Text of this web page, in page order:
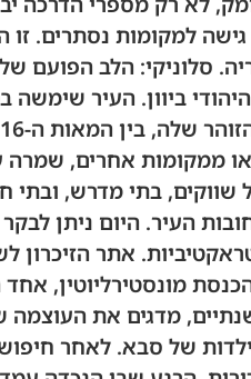
למקומות נסתרים. זו
סלוניקי: הלב הפועם של
ביוון. העיר
או ממקומות אחרים,
בתי מדרש, ובתי
העיר. היום ניתן לבקר
אתר הזיכרון
מונסטירליוטין, אחד
מדגים את
של סבא. לאחר